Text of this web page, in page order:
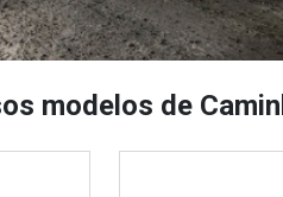
modelos de